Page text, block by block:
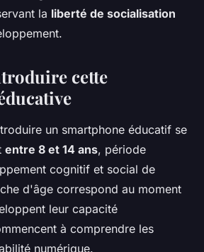
la liberté de socialisation
cette
un smartphone éducatif se
entre 8 et 14 ans, période
cognitif et social de
d'âge correspond au moment
leur capacité
à comprendre les
numérique.